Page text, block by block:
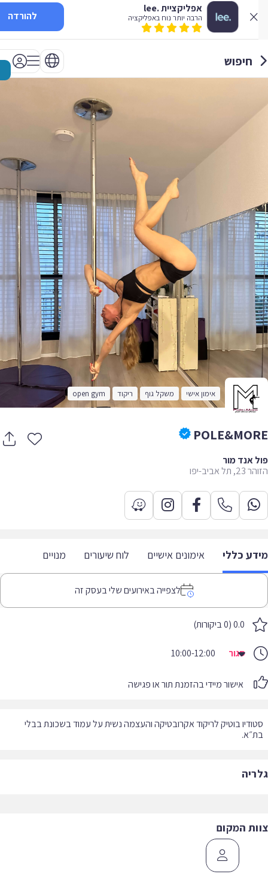
אפליקציית .lee
הרבה יותר נוח באפליקציה להורדה
חיפוש
אימון אישי משקל גוף ריקוד open gym
אנד מור
אביב-יפו
כללי אימונים אישיים לוח שיעורים מנויים
לצפייה באירועים שלי בעסק זה
0.0 (0 ביקורות)
סגור 10:00-12:00
אישור מיידי בהזמנת תור או פגישה
בוטיק לריקוד אקרובטיקה והעצמה נשית על עמוד בשכונת בבלי
המקום